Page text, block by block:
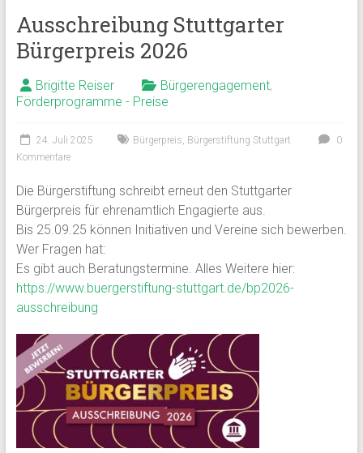
Ausschreibung Stuttgarter
Bürgerpreis 2026
Brigitte Reiser Bürgerengagement,
Förderprogramme - Preise
24. Juli 2025 Bürgerpreis, Bürgerstiftung Stuttgart
0
Kommentare
Die Bürgerstiftung schreibt erneut den Stuttgarter
Bürgerpreis für ehrenamtlich Engagierte aus.
Bis 25.09.25 können Initiativen und Vereine sich bewerben.
Wer Fragen hat:
Es gibt auch Beratungstermine. Alles Weitere hier:
https://www.buergerstiftung-stuttgart.de/bp2026-
ausschreibung